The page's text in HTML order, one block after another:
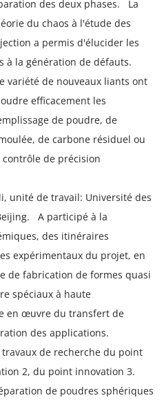
des deux phases.
La
du chaos à l'étude des
a permis d'élucider les
à la génération de défauts.
variété de nouveaux liants ont
efficacement les
de poudre, de
de carbone résiduel ou
de précision
unité de travail: Université des
A participé à la
des itinéraires
expérimentaux du projet, en
de fabrication de formes quasi
spéciaux à haute
en œuvre du transfert de
des applications.
de recherche du point
2, du point innovation 3.
de poudres sphériques